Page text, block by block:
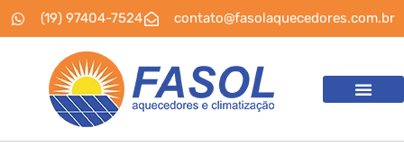
para
conteúdo
(19) 97404-7524 contato@fasolaquecedores.com.br